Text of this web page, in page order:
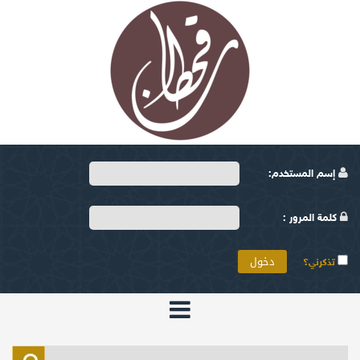
إسم المستخدم:
كلمة المرور :
تذكرني؟